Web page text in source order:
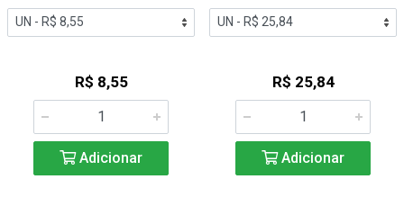
R$ 8,55
Adicionar
R$ 25,84
Adicionar